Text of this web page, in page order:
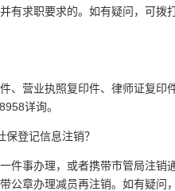
有求职要求的。如有疑问，可拨
、营业执照复印件、律师证复印
详询。
登记信息注销？
件事办理，或者携带市管局注销
公章办理减员再注销。如有疑问